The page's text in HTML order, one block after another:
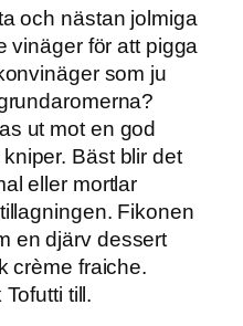
och nästan jolmiga
vinäger för att pigga
som ju
ut mot en god
Bäst blir det
eller mortlar
Fikonen
en djärv dessert
crème fraiche.
till.